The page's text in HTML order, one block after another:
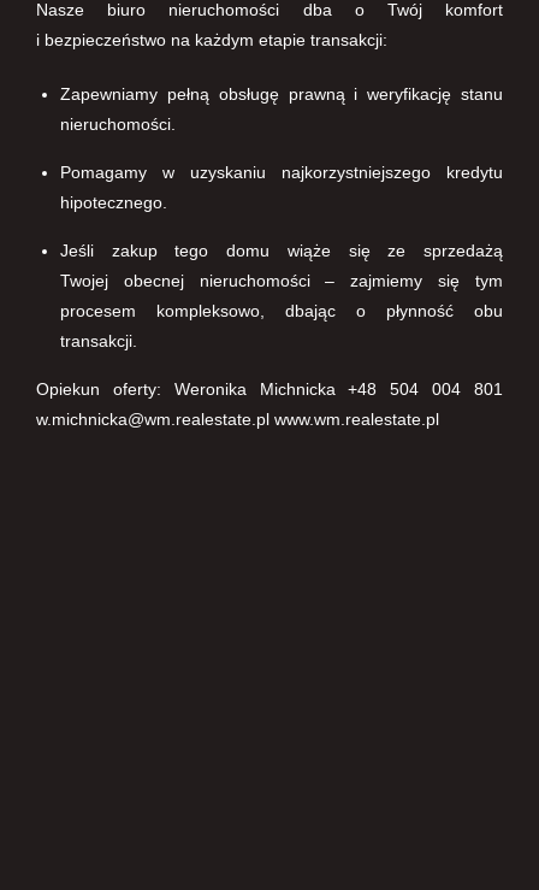
Nasze biuro nieruchomości dba o Twój komfort
i bezpieczeństwo na każdym etapie transakcji:
Zapewniamy pełną obsługę prawną i weryfikację stanu
nieruchomości.
Pomagamy w uzyskaniu najkorzystniejszego kredytu
hipotecznego.
Jeśli zakup tego domu wiąże się ze sprzedażą
Twojej obecnej nieruchomości – zajmiemy się tym
procesem kompleksowo, dbając o płynność obu
transakcji.
Opiekun oferty: Weronika Michnicka +48 504 004 801
w.michnicka@wm.realestate.pl www.wm.realestate.pl